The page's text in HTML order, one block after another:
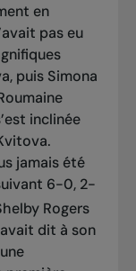
en
pas eu
puis Simona
inclinée
jamais été
6-0, 2-
Rogers
dit à son